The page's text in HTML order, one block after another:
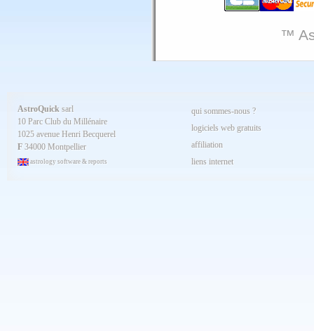
™
AstroQuick sarl
10 Parc Club du Millénaire
1025 avenue Henri Becquerel
F 34000 Montpellier
astrology software & reports
qui sommes-nous ?
logiciels web gratuits
affiliation
liens internet